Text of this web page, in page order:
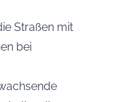
Straßen mit
bei